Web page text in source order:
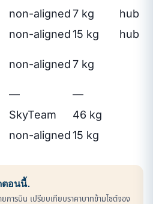
non-aligned7 kg
hub
non-aligned15 kg
hub
non-aligned7 kg
—
—
SkyTeam
46 kg
non-aligned15 kg
ตอนนี้.
การบิน เปรียบเทียบราคาบาทข้ามไซต์จอง